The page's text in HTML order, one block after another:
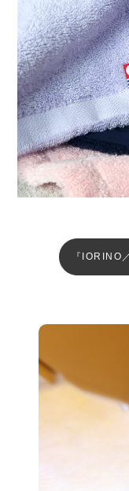
『IORINO